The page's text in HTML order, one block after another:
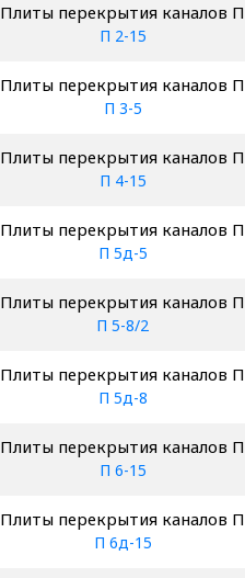
Плиты перекрытия каналов П
П 2-15
Плиты перекрытия каналов П
П 3-5
Плиты перекрытия каналов П
П 4-15
Плиты перекрытия каналов П
П 5д-5
Плиты перекрытия каналов П
П 5-8/2
Плиты перекрытия каналов П
П 5д-8
Плиты перекрытия каналов П
П 6-15
Плиты перекрытия каналов П
П 6д-15